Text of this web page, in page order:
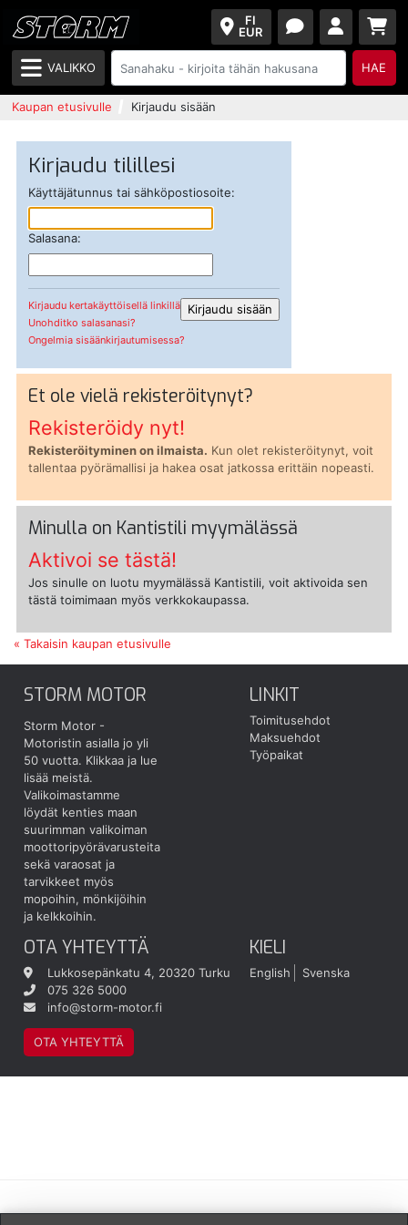
FI
EUR
VALIKKO HAE
Kaupan etusivulle Kirjaudu sisään
Kirjaudu tilillesi
Käyttäjätunnus tai sähköpostiosoite:
Salasana:
Kirjaudu kertakäyttöisellä linkillä
Unohditko salasanasi?
Ongelmia sisäänkirjautumisessa?
Et ole vielä rekisteröitynyt?
Rekisteröidy nyt!
Rekisteröityminen on ilmaista. Kun olet rekisteröitynyt, voit
tallentaa pyörämallisi ja hakea osat jatkossa erittäin nopeasti.
Minulla on Kantistili myymälässä
Aktivoi se tästä!
Jos sinulle on luotu myymälässä Kantistili, voit aktivoida sen
tästä toimimaan myös verkkokaupassa.
« Takaisin kaupan etusivulle
STORM MOTOR
Storm Motor -
Motoristin asialla jo yli
50 vuotta. Klikkaa ja lue
lisää meistä.
Valikoimastamme
löydät kenties maan
suurimman valikoiman
moottoripyörävarusteita
sekä varaosat ja
tarvikkeet myös
mopoihin, mönkijöihin
ja kelkkoihin.
LINKIT
Toimitusehdot
Maksuehdot
Työpaikat
OTA YHTEYTTÄ
Lukkosepänkatu 4, 20320 Turku
075 326 5000
info@storm-motor.fi
OTA YHTEYTTÄ
KIELI
English Svenska